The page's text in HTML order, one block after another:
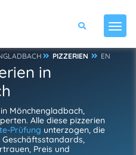
PIZZERIEN EN
in
Mönchengladbach,
Alle diese pizzerien
Prüfung unterzogen, die
Geschäftsstandards,
Preis und